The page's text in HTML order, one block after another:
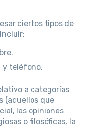
ciertos tipos de
y teléfono.
a categorías
(aquellos que
las opiniones
o filosóficas, la